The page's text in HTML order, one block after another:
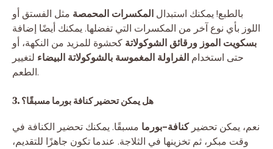
بالطبع! يمكنك استبدال المكسرات المحمصة مثل الفستق أو
اللوز بأي نوع آخر من المكسرات التي تفضلها. يمكنك أيضًا إضافة
بسكويت الموز ورقائق الشوكولاتة كحشوة للمزيد من النكهة، أو
حتى استخدام الفراولة المغموسة بالشوكولاتة البيضاء لتغيير
الطعم.
3. هل يمكن تحضير كنافة بورما مسبقًا؟
نعم، يمكن تحضيركنافة-بورما مسبقًا. يمكنك تحضير الكنافة في
وقت مبكر، ثم تخزينها في الثلاجة. عندما تكون جاهزًا للتقديم،